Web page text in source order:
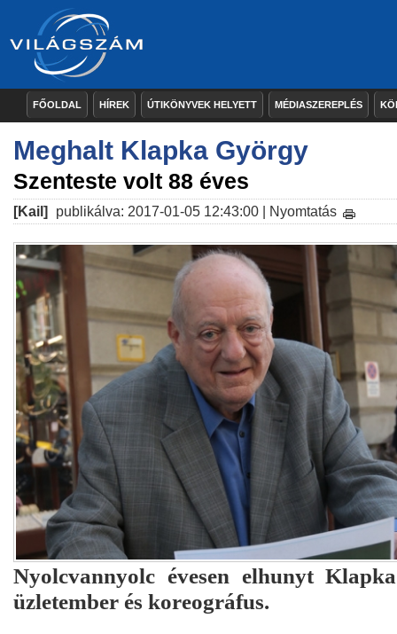
FŐOLDAL HÍREK ÚTIKÖNYVEK HELYETT MÉDIASZEREPLÉS
Meghalt Klapka György
Szenteste volt 88 éves
[Kail] publikálva: 2017-01-05 12:43:00 | Nyomtatás
Nyolcvannyolc évesen elhunyt
üzletember és koreográfus.